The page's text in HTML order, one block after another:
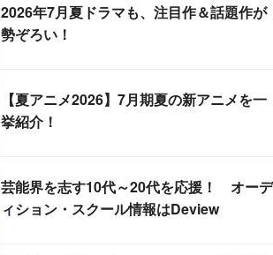
2026年7月夏ドラマも、注目作＆話題作が
勢ぞろい！
【夏アニメ2026】7月期夏の新アニメを一
挙紹介！
芸能界を志す10代～20代を応援！ オーデ
ィション・スクール情報はDeview